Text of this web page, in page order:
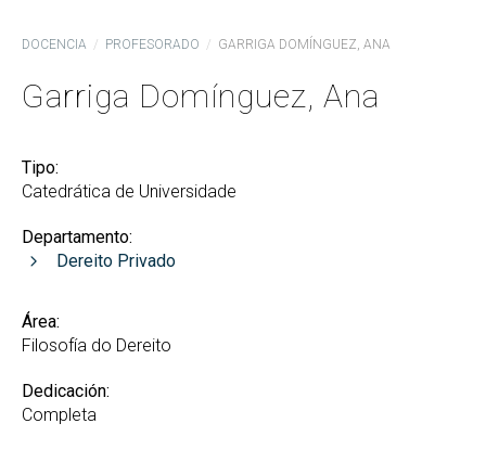
DOCENCIA PROFESORADO GARRIGA DOMÍNGUEZ, ANA
Garriga Domínguez, Ana
Tipo:
Catedrática de Universidade
Departamento:
Dereito Privado
Área:
Filosofía do Dereito
Dedicación:
Completa